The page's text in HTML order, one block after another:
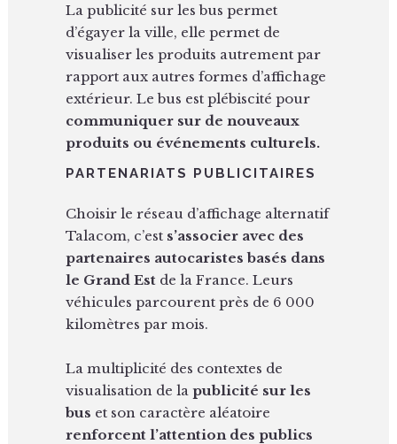
La publicité sur les bus permet
d’égayer la ville, elle permet de
visualiser les produits autrement par
rapport aux autres formes d’affichage
extérieur. Le bus est plébiscité pour
communiquer sur de nouveaux
produits ou événements culturels.
PARTENARIATS PUBLICITAIRES
Choisir le réseau d’affichage alternatif
Talacom, c’est s’associer avec des
partenaires autocaristes basés dans
le Grand Est de la France. Leurs
véhicules parcourent près de 6 000
kilomètres par mois.
La multiplicité des contextes de
visualisation de la publicité sur les
bus et son caractère aléatoire
renforcent l’attention des publics